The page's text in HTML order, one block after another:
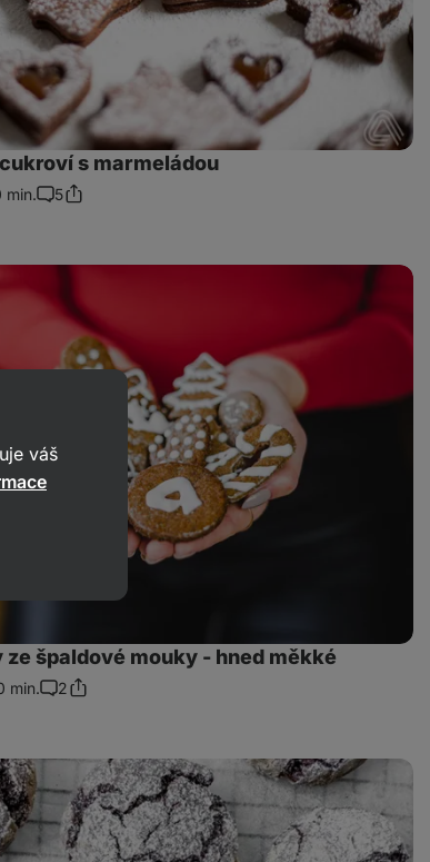
s marmeládou
min.
Komentáře
5Sdílet
špaldové mouky - hned měkké
min.
Komentáře
2Sdílet
váš